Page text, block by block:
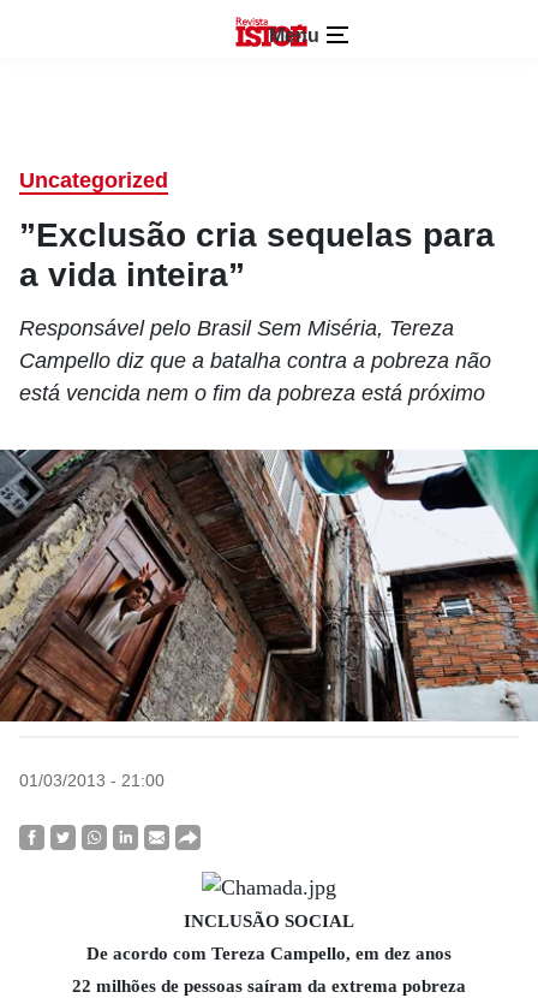
Menu
Uncategorized
”Exclusão cria sequelas para
a vida inteira”
Responsável pelo Brasil Sem Miséria, Tereza
Campello diz que a batalha contra a pobreza não
está vencida nem o fim da pobreza está próximo
01/03/2013 - 21:00
INCLUSÃO SOCIAL
De acordo com Tereza Campello, em dez anos
22 milhões de pessoas saíram da extrema pobreza